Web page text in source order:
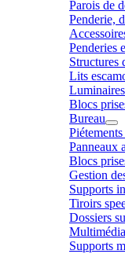
Parois de
Penderie,
Penderies
Structures
Lits
Luminaires
Blocs
Bureau
Panneaux
Blocs
Gestion
Supports
Tiroirs
Dossiers
Multimédia
Supports